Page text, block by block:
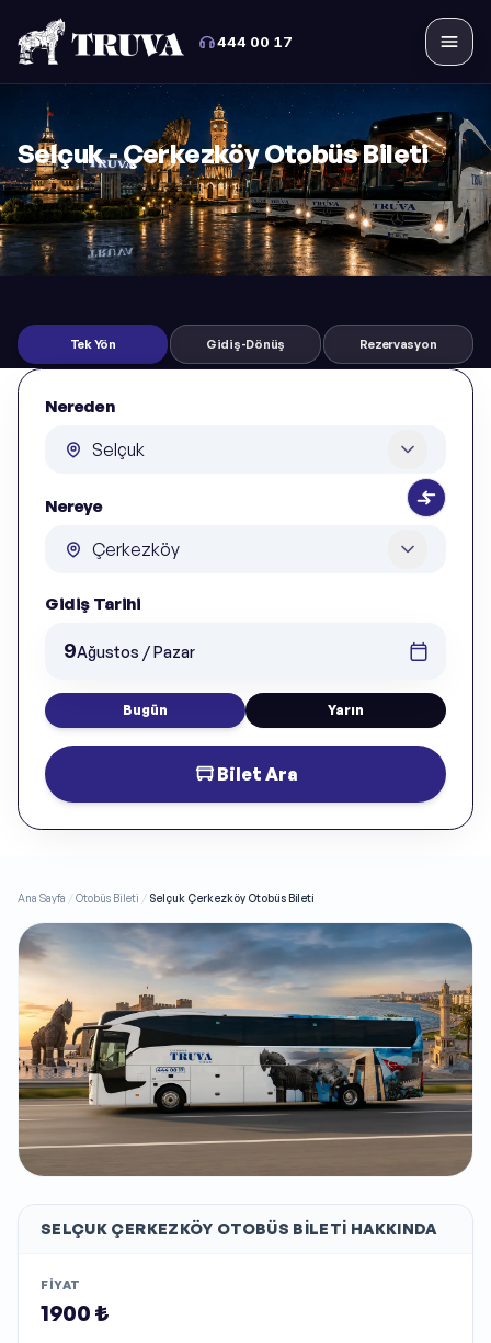
444 00 17
Selçuk - Çerkezköy Otobüs Bileti
Tek Yön Gidiş-Dönüş Rezervasyon
Nereden
Nereye
Gidiş Tarihi
9Ağustos / Pazar
Bugün Yarın
Bilet Ara
Ana Sayfa /Otobüs Bileti / Selçuk Çerkezköy Otobüs Bileti
SELÇUK ÇERKEZKÖY OTOBÜS BILETI HAKKINDA
FIYAT
1900 ₺